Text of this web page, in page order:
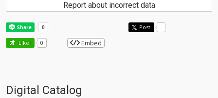
Report about incorrect data
Post -
Like! 0 Embed
Digital Catalog